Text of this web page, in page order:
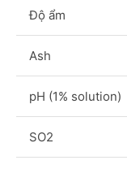
Độ ẩm
Ash
pH (1% solution)
SO2